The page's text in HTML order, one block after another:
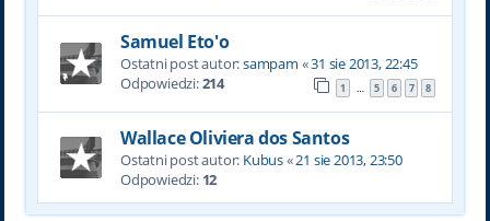
Samuel Eto'o
Ostatni post autor:sampam «31 sie 2013, 22:45
Odpowiedzi:214 1 … 5 6 7 8
Wallace Oliviera dos Santos
Ostatni post autor: Kubus«21 sie 2013, 23:50
Odpowiedzi: 12